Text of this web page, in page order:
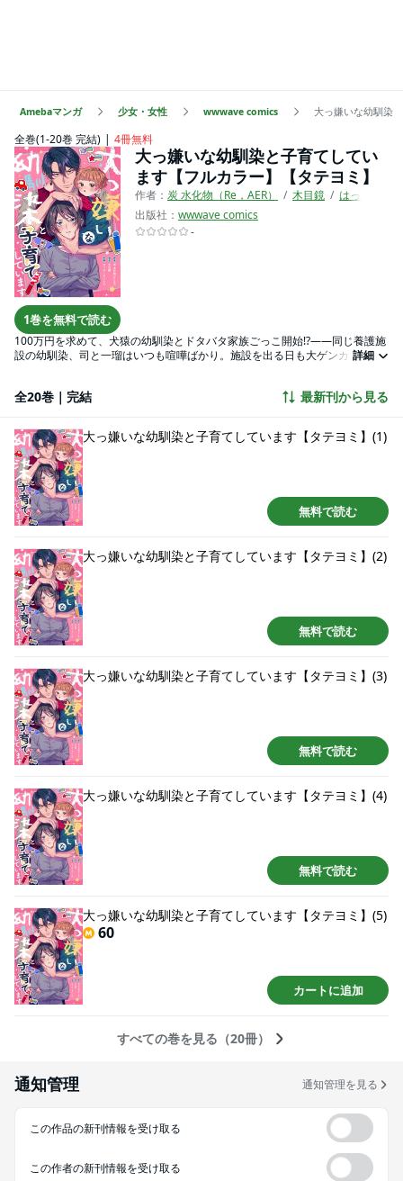
Amebaマンガ 少女・女性 wwwave comics 大っ嫌いな幼馴染
全巻(1-20巻 完結) 4冊無料
1巻を無料で読む
大っ嫌いな幼馴染と子育てしてい
ます【フルカラー】【タテヨミ】
作者： 炭 水化物（Re，AER） 木目鏡
はっぴ～ま
出版社： wwwave comics
-
100万円を求めて、犬猿の幼馴染とドタバタ家族ごっこ開始!?――同じ養護施
設の幼馴染、司と一瑠はいつも喧嘩ばかり。施設を出る日も大ゲンカをし
てるし、若手社長になってるし、しかも――子連れ!?さらに「こいつを育てた
ぐはぐなのに妙にあたたかい、3人暮らしスタート！
詳細
全20巻｜完結 最新刊から見る
大っ嫌いな幼馴染と子育てしています【タテヨミ】(1)
無料で読む
大っ嫌いな幼馴染と子育てしています【タテヨミ】(2)
無料で読む
大っ嫌いな幼馴染と子育てしています【タテヨミ】(3)
無料で読む
大っ嫌いな幼馴染と子育てしています【タテヨミ】(4)
無料で読む
大っ嫌いな幼馴染と子育てしています【タテヨミ】(5)
60
カートに追加
すべての巻を見る（20冊）
通知管理 通知管理を見る
この作品の新刊情報を受け取る
この作者の新刊情報を受け取る